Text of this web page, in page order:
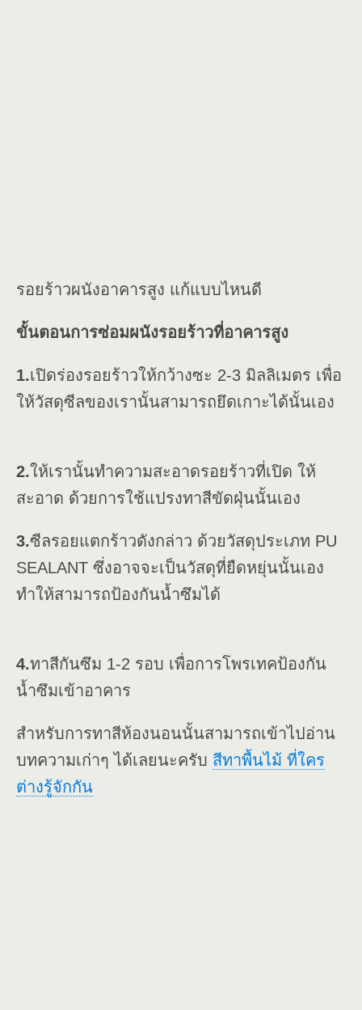
รอยร้าวผนังอาคารสูง แก้แบบไหนดี
ขั้นตอนการซ่อมผนังรอยร้าวที่อาคารสูง
1.เปิดร่องรอยร้าวให้กว้างซะ 2-3 มิลลิเมตร เพื่อ
ให้วัสดุซีลของเรานั้นสามารถยึดเกาะได้นั้นเอง
2.ให้เรานั้นทำความสะอาดรอยร้าวที่เปิด ให้
สะอาด ด้วยการใช้แปรงทาสีขัดฝุ่นนั้นเอง
3.ซีลรอยแตกร้าวดังกล่าว ด้วยวัสดุประเภท PU
SEALANT ซึ่งอาจจะเป็นวัสดุที่ยืดหยุ่นนั้นเอง
ทำให้สามารถป้องกันน้ำซึมได้
4.ทาสีกันซึม 1-2 รอบ เพื่อการโพรเทคป้องกัน
น้ำซึมเข้าอาคาร
สำหรับการทาสีห้องนอนนั้นสามารถเข้าไปอ่าน
บทความเก่าๆ ได้เลยนะครับ สีทาพื้นไม้ ที่ใคร
ต่างรู้จักกัน